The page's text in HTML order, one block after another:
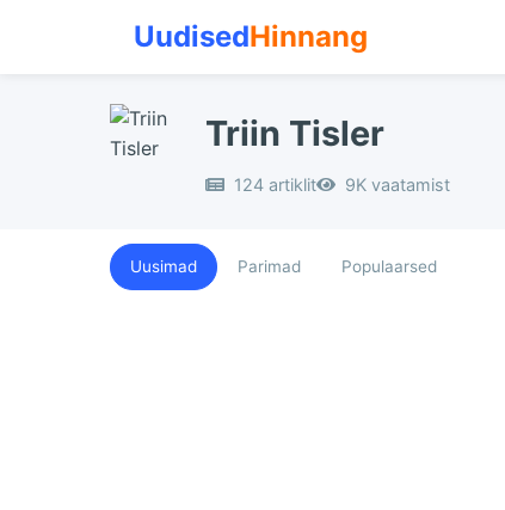
UudisedHinnang
Triin Tisler
124 artiklit 9K vaatamist
Uusimad Parimad Populaarsed